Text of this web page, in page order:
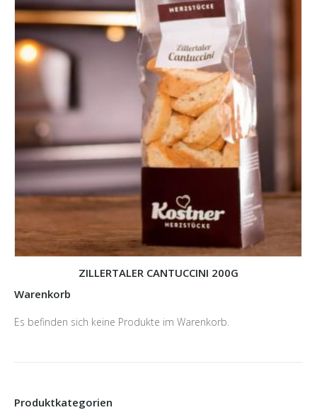
ZILLERTALER CANTUCCINI 200G
Warenkorb
Es befinden sich keine Produkte im Warenkorb.
Produktkategorien